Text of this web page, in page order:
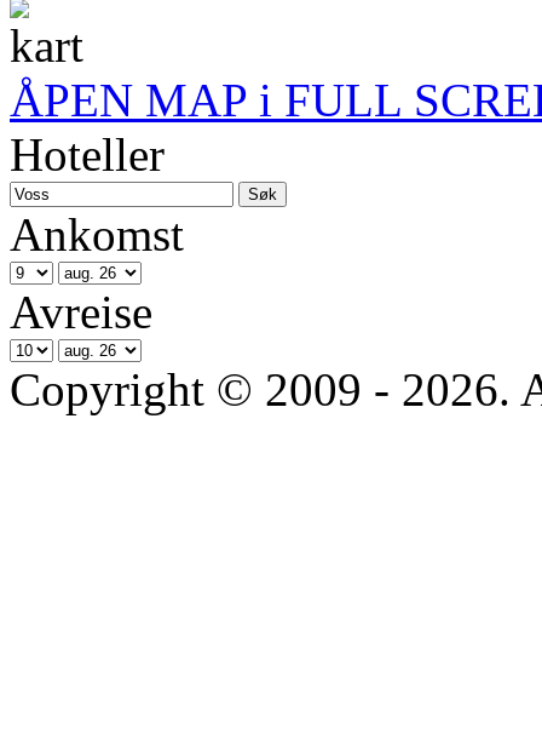
ÅPEN MAP i FULL
Hoteller
Ankomst
Avreise
Copyright © 2009 - 2026.